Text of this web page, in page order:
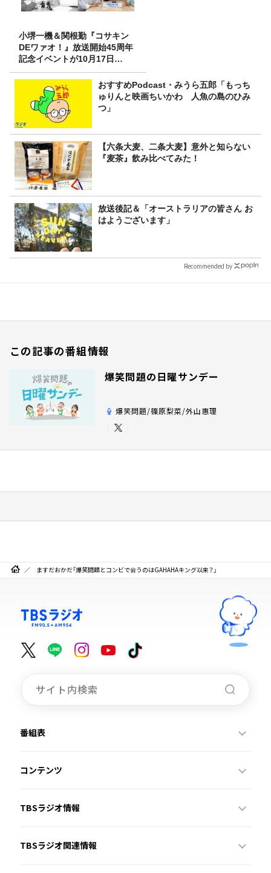
小堺一機＆関根勤『コサキン
DEワァオ！』放送開始45周年
記念イベントが10月17日
（土）に開催決定！本日より
FC先行受付スタート！おすすめPodcast・みうら五郎「もっち
ゅりんと映画ちいかわ 人魚の島のひみ
つ」
【六条大麦、二条大麦】意外と知らない
『麦茶』飲み比べてみた！
放送後記＆「オーストラリアの皆さん お
はようございます」
Recommended by
この記事の番組情報
爆笑問題の日曜サンデー
爆笑問題/篠原梨菜/外山惠理
ますだおかだ「爆笑問題とコンビで会うのはGAHAHAキング以来？」
番組表
コンテンツ
TBSラジオ情報
TBSラジオ関連情報